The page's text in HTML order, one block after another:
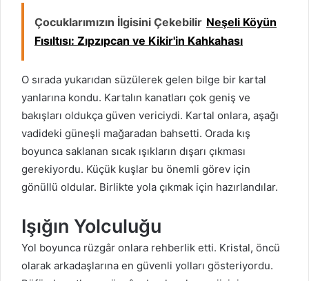
Çocuklarımızın İlgisini Çekebilir Neşeli Köyün
Fısıltısı: Zıpzıpcan ve Kikir'in Kahkahası
O sırada yukarıdan süzülerek gelen bilge bir kartal
yanlarına kondu. Kartalın kanatları çok geniş ve
bakışları oldukça güven vericiydi. Kartal onlara, aşağı
vadideki güneşli mağaradan bahsetti. Orada kış
boyunca saklanan sıcak ışıkların dışarı çıkması
gerekiyordu. Küçük kuşlar bu önemli görev için
gönüllü oldular. Birlikte yola çıkmak için hazırlandılar.
Işığın Yolculuğu
Yol boyunca rüzgâr onlara rehberlik etti. Kristal, öncü
olarak arkadaşlarına en güvenli yolları gösteriyordu.